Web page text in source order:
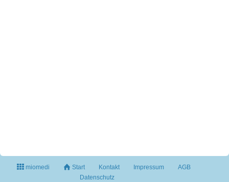
miomedi Start Kontakt Impressum
AGB
Datenschutz